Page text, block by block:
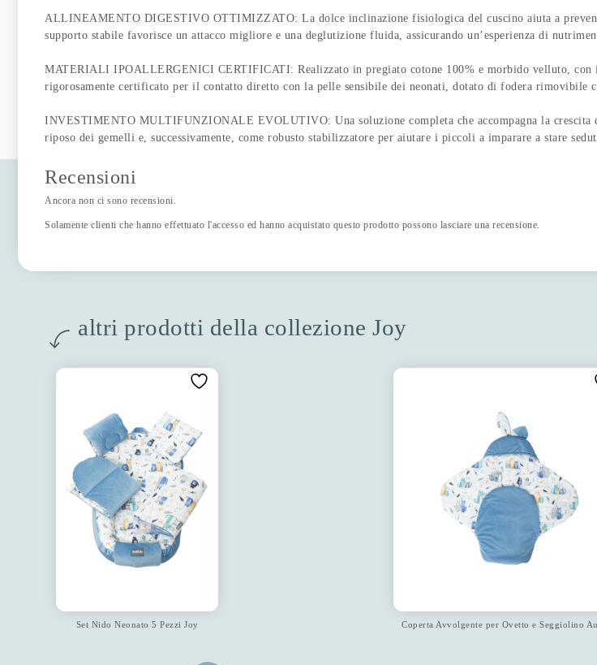
ALLINEAMENTO DIGESTIVO OTTIMIZZATO: La dolce inclinazione fisiologica del cuscino aiuta a
supporto stabile favorisce un attacco migliore e una deglutizione fluida, assicurando un’esperienza di
MATERIALI IPOALLERGENICI CERTIFICATI: Realizzato in pregiato cotone 100% e morbido velluto,
rigorosamente certificato per il contatto diretto con la pelle sensibile dei neonati, dotato di fodera rimovibile
INVESTIMENTO MULTIFUNZIONALE EVOLUTIVO: Una soluzione completa che accompagna la
riposo dei gemelli e, successivamente, come robusto stabilizzatore per aiutare i piccoli a imparare a stare
Recensioni
Ancora non ci sono recensioni.
Solamente clienti che hanno effettuato l'accesso ed hanno acquistato questo prodotto possono lasciare una recensione.
altri prodotti della collezione Joy
Set Nido Neonato 5 Pezzi Joy Coperta Avvolgente per Ovetto e Seggiolino